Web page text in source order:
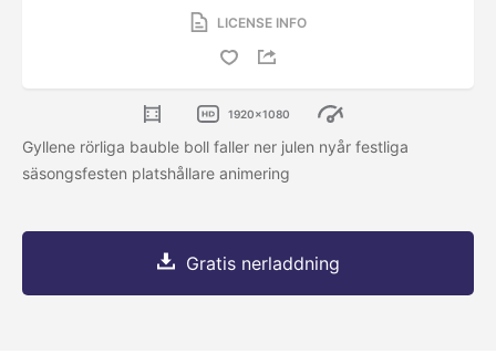
LICENSE INFO
1920x1080
Gyllene rörliga bauble boll faller ner julen nyår festliga
säsongsfesten platshållare animering
Gratis nerladdning